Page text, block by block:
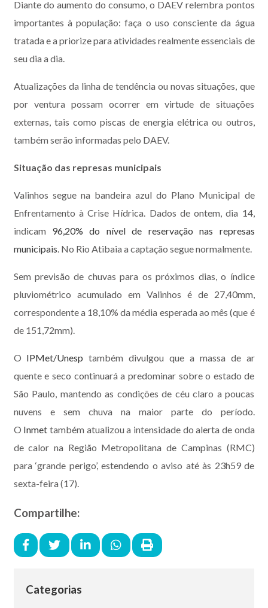
Diante do aumento do consumo, o DAEV relembra pontos
importantes à população: faça o uso consciente da água
tratada e a priorize para atividades realmente essenciais de
seu dia a dia.
Atualizações da linha de tendência ou novas situações, que
por ventura possam ocorrer em virtude de situações
externas, tais como piscas de energia elétrica ou outros,
também serão informadas pelo DAEV.
Situação das represas municipais
Valinhos segue na bandeira azul do Plano Municipal de
Enfrentamento à Crise Hídrica. Dados de ontem, dia 14,
indicam 96,20% do nível de reservação nas represas
municipais. No Rio Atibaia a captação segue normalmente.
Sem previsão de chuvas para os próximos dias, o índice
pluviométrico acumulado em Valinhos é de 27,40mm,
correspondente a 18,10% da média esperada ao mês (que é
de 151,72mm).
O IPMet/Unesp também divulgou que a massa de ar
quente e seco continuará a predominar sobre o estado de
São Paulo, mantendo as condições de céu claro a poucas
nuvens e sem chuva na maior parte do período.
O Inmet também atualizou a intensidade do alerta de onda
de calor na Região Metropolitana de Campinas (RMC)
para ‘grande perigo’, estendendo o aviso até às 23h59 de
sexta-feira (17).
Compartilhe:
Categorias